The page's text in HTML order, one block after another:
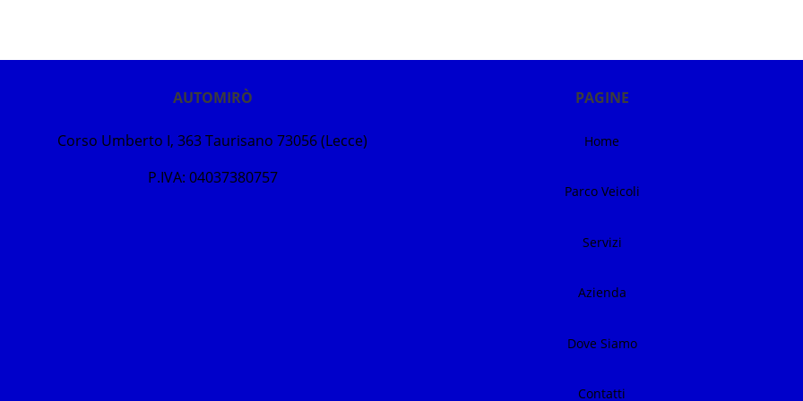
AUTOMIRÒ
Corso Umberto I, 363 Taurisano 73056 (Lecce)
P.IVA: 04037380757
PAGINE
Home
Parco Veicoli
Servizi
Azienda
Dove Siamo
Contatti